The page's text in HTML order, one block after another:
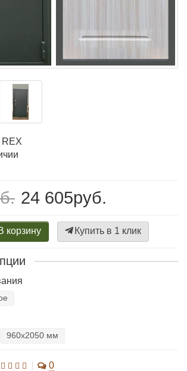
REX
24 605руб.
корзину Купить в 1 клик
960х2050 мм
0